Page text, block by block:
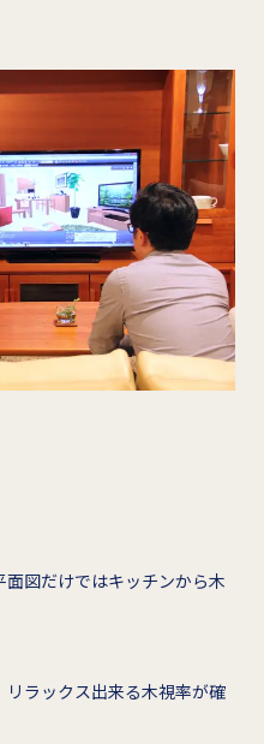
図だけではキッチンから木
ラックス出来る木視率が確